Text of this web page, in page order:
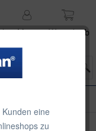
Mein
Waren­korb
eine
zu
Wood